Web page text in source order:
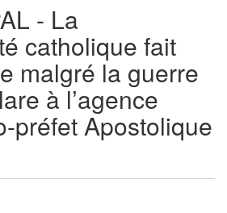
- La
catholique fait
malgré la guerre
à l’agence
préfet Apostolique